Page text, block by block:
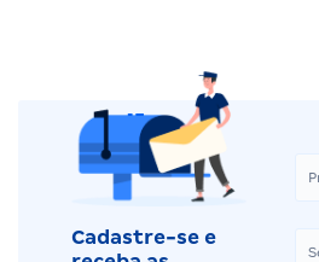
Cadastre-se e